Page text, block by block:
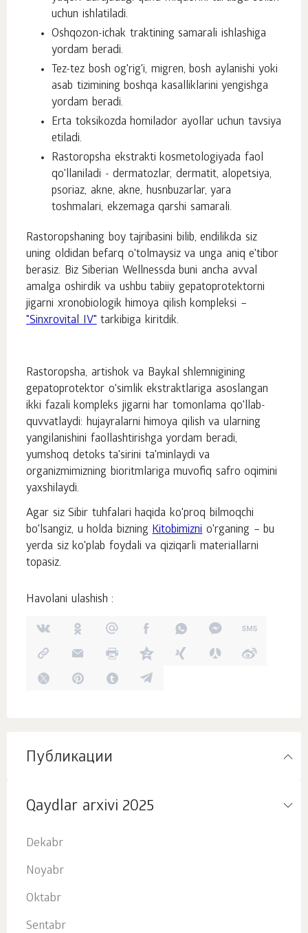
uchun ishlatiladi.
Oshqozon-ichak traktining samarali ishlashiga
yordam beradi.
Tez-tez bosh og'rig'i, migren, bosh aylanishi yoki
asab tizimining boshqa kasalliklarini yengishga
yordam beradi.
Erta toksikozda homilador ayollar uchun tavsiya
etiladi.
Rastoropsha ekstrakti kosmetologiyada faol
qo'llaniladi - dermatozlar, dermatit, alopetsiya,
psoriaz, akne, akne, husnbuzarlar, yara
toshmalari, ekzemaga qarshi samarali.
Rastoropshaning boy tajribasini bilib, endilikda siz
uning oldidan befarq o'tolmaysiz va unga aniq e'tibor
berasiz. Biz Siberian Wellnessda buni ancha avval
amalga oshirdik va ushbu tabiiy gepatoprotektorni
jigarni xronobiologik himoya qilish kompleksi –
"Sinxrovital IV"tarkibiga kiritdik.
Rastoropsha, artishok va Baykal shlemnigining
gepatoprotektor o'simlik ekstraktlariga asoslangan
ikki fazali kompleks jigarni har tomonlama qo'llab-
quvvatlaydi: hujayralarni himoya qilish va ularning
yangilanishini faollashtirishga yordam beradi,
yumshoq detoks ta'sirini ta'minlaydi va
organizmimizning bioritmlariga muvofiq safro oqimini
yaxshilaydi.
Agar siz Sibir tuhfalari haqida ko'proq bilmoqchi
bo'lsangiz, u holda bizningKitobimiznio'rganing – bu
yerda siz ko'plab foydali va qiziqarli materiallarni
topasiz.
Havolani ulashish :
Публикации
Qaydlar arxivi 2025
Dekabr
Noyabr
Oktabr
Sentabr